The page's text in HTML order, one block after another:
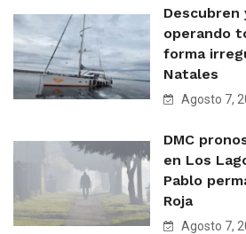
operando
forma
Natales
Agosto 7,
DMC
en Los
Pablo
Roja
Agosto 7,